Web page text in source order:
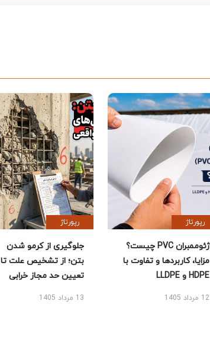
رپورتاژ
ژئوممبران PVC چیست؟
مزایا، کاربردها و تفاوت با
HDPE و LLDPE
12 مرداد 1405
رپورتاژ
جلوگیری از کرمو شدن
بتن؛ از تشخیص علت تا
تعیین حد مجاز خرابی
13 مرداد 1405